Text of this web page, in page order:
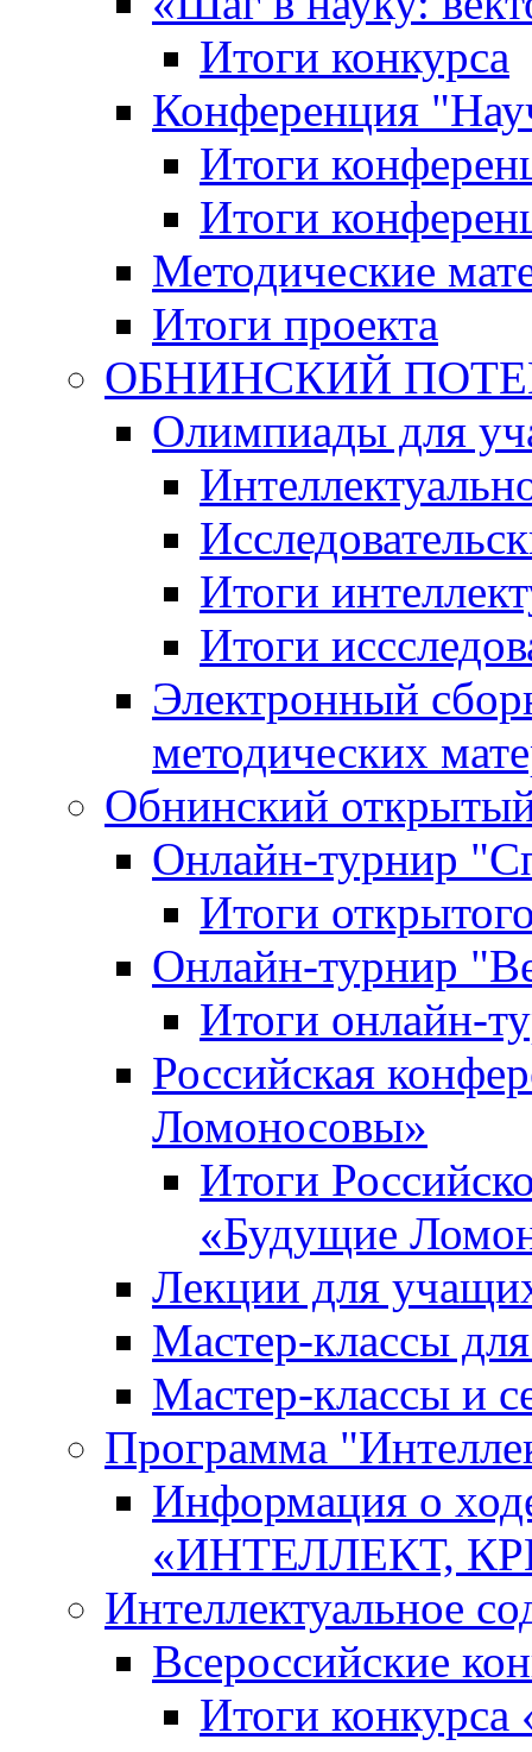
Итоги конкурса
Конференция
Итоги
Итоги
Методические
Итоги проекта
ОБНИНСКИЙ
Олимпиады для
Итоги
Итоги
Электронный
методических
Обнинский
Онлайн-турнир
Итоги
Онлайн-турнир
Итоги онлайн-
Российская
Ломоносовы»
Итоги
«Будущие
Лекции для
Мастер-классы
Мастер-классы и
Программа
Информация о
«ИНТЕЛЛЕКТ,
Интеллектуальное
Всероссийские
Итоги конкурса